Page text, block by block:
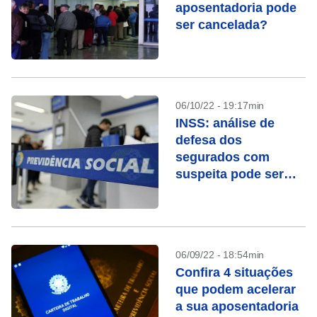
aposentadoria pode
ser cancelada?
06/10/22 - 19:17min
INSS: análise de
defesa dos
segurados com
suspeita pode ser
06/09/22 - 18:54min
Confira 4 situações
que podem acelerar
a sua aposentadoria